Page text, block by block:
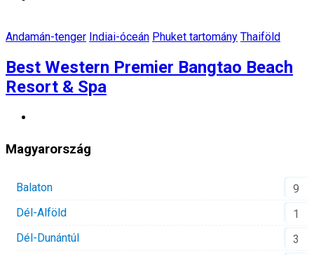
Andamán-tenger Indiai-óceán Phuket tartomány Thaiföld
Best Western Premier Bangtao Beach
Resort & Spa
Magyarország
Balaton
9
Dél-Alföld
1
Dél-Dunántúl
3